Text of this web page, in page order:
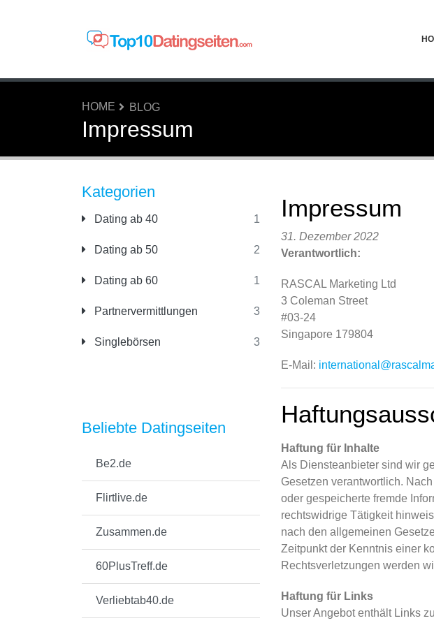
HOME BLOG
Impressum
Kategorien
Dating ab 40 1
Dating ab 50 2
Dating ab 60 1
Partnervermittlungen 3
Singlebörsen 3
Beliebte Datingseiten
Be2.de
Flirtlive.de
Zusammen.de
60PlusTreff.de
Verliebtab40.de
Impressum
31. Dezember 2022
Verantwortlich:
RASCAL Marketing Ltd
3 Coleman Street
#03-24
Singapore 179804
E-Mail:
Haftung für Inhalte
Als Diensteanbieter sind wir
Gesetzen verantwortlich.
oder gespeicherte fremde
rechtswidrige Tätigkeit
nach den allgemeinen
Zeitpunkt der Kenntnis einer
Rechtsverletzungen werden
Haftung für Links
Unser Angebot enthält Links